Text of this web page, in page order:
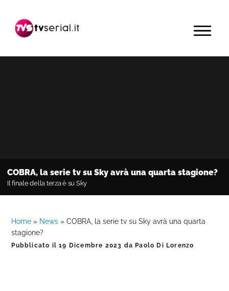
navigazione
contenuto
barra
primaria
MENU
COBRA, la serie tv su Sky avrà una quarta stagione?
Il finale della terza è su Sky
Home » News »COBRA, la serie tv su Sky avrà una quarta
stagione?
Pubblicato il19 Dicembre 2023 da Paolo Di Lorenzo